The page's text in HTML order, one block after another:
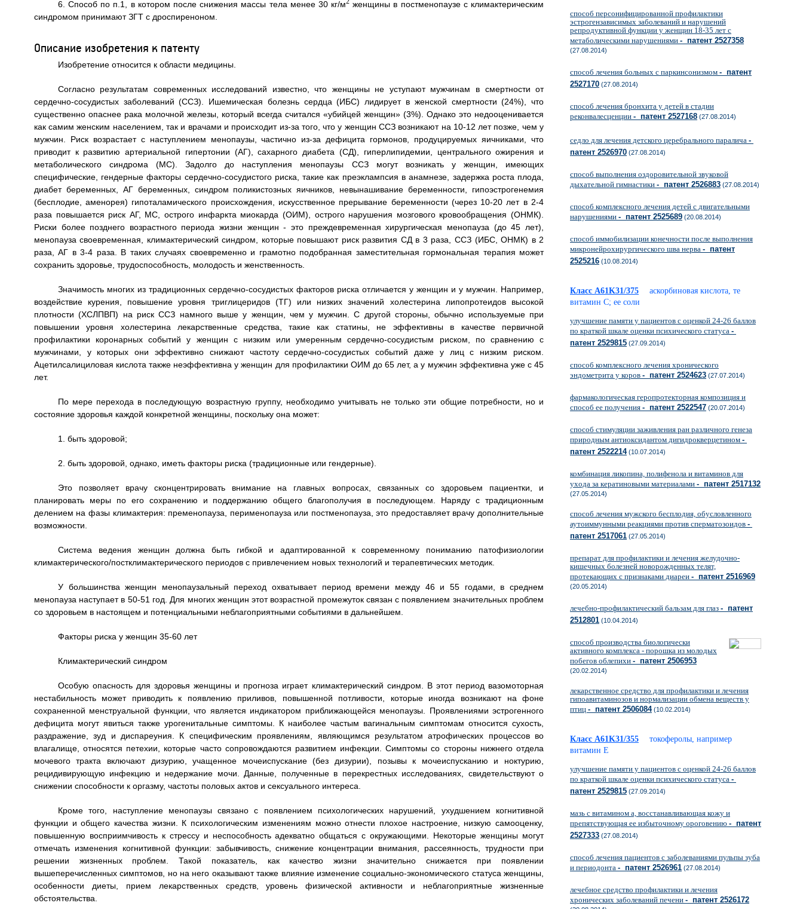
6. Способ по п.1, в котором после снижения массы тела менее 30 кг/м
женщины в постменопаузе с климактерическим
синдромом принимают ЗГТ с дроспиреноном.
Описание изобретения к патенту
Изобретение относится к области медицины.
Согласно результатам современных исследований известно, что женщины не уступают мужчинам в смертности от
сердечно-сосудистых заболеваний (ССЗ). Ишемическая болезнь сердца (ИБС) лидирует в женской смертности (24%), что
существенно опаснее рака молочной железы, который всегда считался «убийцей женщин» (3%). Однако это недооценивается
как самим женским населением, так и врачами и происходит из-за того, что у женщин ССЗ возникают на 10-12 лет позже, чем у
мужчин. Риск возрастает с наступлением менопаузы, частично из-за дефицита гормонов, продуцируемых яичниками, что
приводит к развитию артериальной гипертонии (АГ), сахарного диабета (СД), гиперлипидемии, центрального ожирения и
метаболического синдрома (МС). Задолго до наступления менопаузы ССЗ могут возникать у женщин, имеющих
специфические, гендерные факторы сердечно-сосудистого риска, такие как преэклампсия в анамнезе, задержка роста плода,
диабет беременных, АГ беременных, синдром поликистозных яичников, невынашивание беременности, гипоэстрогенемия
(бесплодие, аменорея) гипоталамического происхождения, искусственное прерывание беременности (через 10-20 лет в 2-4
раза повышается риск АГ, МС, острого инфаркта миокарда (ОИМ), острого нарушения мозгового кровообращения (ОНМК).
Риски более позднего возрастного периода жизни женщин - это преждевременная хирургическая менопауза (до 45 лет),
менопауза своевременная, климактерический синдром, которые повышают риск развития СД в 3 раза, ССЗ (ИБС, ОНМК) в 2
раза, АГ в 3-4 раза. В таких случаях своевременно и грамотно подобранная заместительная гормональная терапия может
сохранить здоровье, трудоспособность, молодость и женственность.
Значимость многих из традиционных сердечно-сосудистых факторов риска отличается у женщин и у мужчин. Например,
воздействие курения, повышение уровня триглицеридов (ТГ) или низких значений холестерина липопротеидов высокой
плотности (ХСЛПВП) на риск ССЗ намного выше у женщин, чем у мужчин. С другой стороны, обычно используемые при
повышении уровня холестерина лекарственные средства, такие как статины, не эффективны в качестве первичной
профилактики коронарных событий у женщин с низким или умеренным сердечно-сосудистым риском, по сравнению с
мужчинами, у которых они эффективно снижают частоту сердечно-сосудистых событий даже у лиц с низким риском.
Ацетилсалициловая кислота также неэффективна у женщин для профилактики ОИМ до 65 лет, а у мужчин эффективна уже с 45
лет.
По мере перехода в последующую возрастную группу, необходимо учитывать не только эти общие потребности, но и
состояние здоровья каждой конкретной женщины, поскольку она может:
1. быть здоровой;
2. быть здоровой, однако, иметь факторы риска (традиционные или гендерные).
Это позволяет врачу сконцентрировать внимание на главных вопросах, связанных со здоровьем пациентки, и
планировать меры по его сохранению и поддержанию общего благополучия в последующем. Наряду с традиционным
делением на фазы климактерия: пременопауза, перименопауза или постменопауза, это предоставляет врачу дополнительные
возможности.
Система ведения женщин должна быть гибкой и адаптированной к современному пониманию патофизиологии
климактерического/постклимактерического периодов с привлечением новых технологий и терапевтических методик.
У большинства женщин менопаузальный переход охватывает период времени между 46 и 55 годами, в среднем
менопауза наступает в 50-51 год. Для многих женщин этот возрастной промежуток связан с появлением значительных проблем
со здоровьем в настоящем и потенциальными неблагоприятными событиями в дальнейшем.
Факторы риска у женщин 35-60 лет
Климактерический синдром
Особую опасность для здоровья женщины и прогноза играет климактерический синдром. В этот период вазомоторная
нестабильность может приводить к появлению приливов, повышенной потливости, которые иногда возникают на фоне
сохраненной менструальной функции, что является индикатором приближающейся менопаузы. Проявлениями эстрогенного
дефицита могут явиться также урогенитальные симптомы. К наиболее частым вагинальным симптомам относится сухость,
раздражение, зуд и диспареуния. К специфическим проявлениям, являющимся результатом атрофических процессов во
влагалище, относятся петехии, которые часто сопровождаются развитием инфекции. Симптомы со стороны нижнего отдела
мочевого тракта включают дизурию, учащенное мочеиспускание (без дизурии), позывы к мочеиспусканию и ноктурию,
рецидивирующую инфекцию и недержание мочи. Данные, полученные в перекрестных исследованиях, свидетельствуют о
снижении способности к оргазму, частоты половых актов и сексуального интереса.
Кроме того, наступление менопаузы связано с появлением психологических нарушений, ухудшением когнитивной
функции и общего качества жизни. К психологическим изменениям можно отнести плохое настроение, низкую самооценку,
повышенную восприимчивость к стрессу и неспособность адекватно общаться с окружающими. Некоторые женщины могут
отмечать изменения когнитивной функции: забывчивость, снижение концентрации внимания, рассеянность, трудности при
решении жизненных проблем. Такой показатель, как качество жизни значительно снижается при появлении
вышеперечисленных симптомов, но на него оказывают также влияние изменение социально-экономического статуса женщины,
особенности диеты, прием лекарственных средств, уровень физической активности и неблагоприятные жизненные
обстоятельства.
способ персонифицированной профилактики
эстрогензависимых заболеваний и нарушений
репродуктивной функции у женщин 18-35 лет с
метаболическими нарушениями - патент 2527358
(27.08.2014)
способ лечения больных с паркинсонизмом - патент
2527170 (27.08.2014)
способ лечения бронхита у детей в стадии
реконвалесценции - патент 2527168 (27.08.2014)
седло для лечения детского церебрального паралича -
патент 2526970 (27.08.2014)
способ выполнения оздоровительной звуковой
дыхательной гимнастики - патент 2526883 (27.08.2014)
способ комплексного лечения детей с двигательными
нарушениями - патент 2525689 (20.08.2014)
способ иммобилизации конечности после выполнения
микронейрохирургического шва нерва - патент
2525216 (10.08.2014)
Класс A61K31/375
аскорбиновая кислота, те
витамин C; ее соли
улучшение памяти у пациентов с оценкой 24-26 баллов
по краткой шкале оценки психического статуса -
патент 2529815 (27.09.2014)
способ комплексного лечения хронического
эндометрита у коров - патент 2524623 (27.07.2014)
фармакологическая геропротекторная композиция и
способ ее получения - патент 2522547 (20.07.2014)
способ стимуляции заживления ран различного генеза
природным антиоксидантом дигидрокверцетином -
патент 2522214(10.07.2014)
комбинация ликопина, полифенола и витаминов для
ухода за кератиновыми материалами - патент 2517132
(27.05.2014)
способ лечения мужского бесплодия, обусловленного
аутоиммунными реакциями против сперматозоидов -
патент 2517061 (27.05.2014)
препарат для профилактики и лечения желудочно-
кишечных болезней новорожденных телят,
протекающих с признаками диареи - патент 2516969
(20.05.2014)
лечебно-профилактический бальзам для глаз - патент
2512801 (10.04.2014)
способ производства биологически
активного комплекса - порошка из молодых
побегов облепихи - патент 2506953
(20.02.2014)
лекарственное средство для профилактики и лечения
гипоавитаминозов и нормализации обмена веществ у
птиц - патент 2506084(10.02.2014)
Класс A61K31/355
токоферолы, например
витамин E
улучшение памяти у пациентов с оценкой 24-26 баллов
по краткой шкале оценки психического статуса -
патент 2529815 (27.09.2014)
мазь с витамином а, восстанавливающая кожу и
препятствующая ее избыточному ороговению - патент
2527333 (27.08.2014)
способ лечения пациентов с заболеваниями пульпы зуба
и периодонта - патент 2526961 (27.08.2014)
лечебное средство профилактики и лечения
хронических заболеваний печени - патент 2526172